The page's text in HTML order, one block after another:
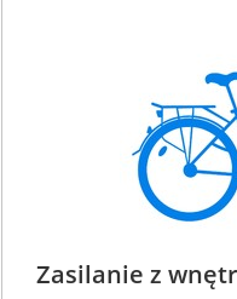
Zasilanie z